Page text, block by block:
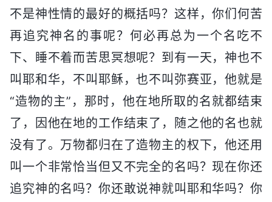
不是神性情的最好的概括吗？这样，你们何苦
再追究神名的事呢？何必再总为一个名吃不
下、睡不着而苦思冥想呢？到有一天，神也不
叫耶和华，不叫耶稣，也不叫弥赛亚，他就是
“造物的主”，那时，他在地所取的名就都结束
了，因他在地的工作结束了，随之他的名也就
没有了。万物都归在了造物主的权下，他还用
叫一个非常恰当但又不完全的名吗？现在你还
追究神的名吗？你还敢说神就叫耶和华吗？你